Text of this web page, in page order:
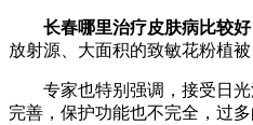
长春哪里治疗皮肤病比较好
放射源、大面积的致敏花粉植
专家也特别强调，接受日光
完善，保护功能也不完全，过